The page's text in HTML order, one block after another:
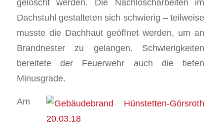
gelöscht werden. Die Nachlöscharbeiten im
Dachstuhl gestalteten sich schwierig – teilweise
musste die Dachhaut geöffnet werden, um an
Brandnester zu gelangen. Schwierigkeiten
bereitete der Feuerwehr auch die tiefen
Minusgrade.
Am